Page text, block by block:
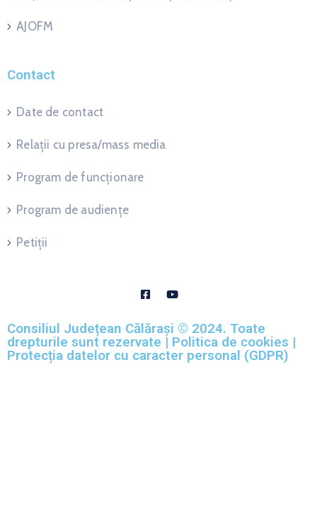
AJOFM
Contact
Date de contact
Relații cu presa/mass media
Program de funcționare
Program de audiențe
Petiții
Consiliul Județean Călărași © 2024. Toate
drepturile sunt rezervate | Politica de cookies |
Protecția datelor cu caracter personal (GDPR)